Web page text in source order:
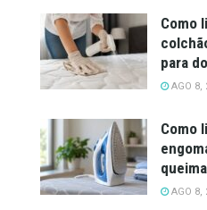
Como
para
AGO 8,
Como
AGO 8,